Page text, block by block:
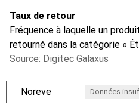
Taux de retour
Fréquence à laquelle un
retourné dans la catégorie «
Source: Digitec Galaxus
Noreve Données